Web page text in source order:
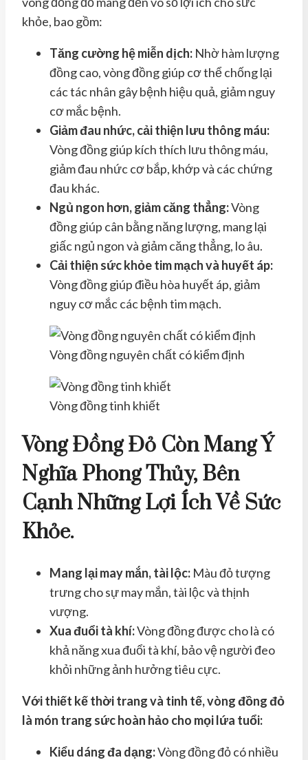
khỏe, bao gồm:
Tăng cường hệ miễn dịch: Nhờ hàm lượng
đồng cao, vòng đồng giúp cơ thể chống lại
các tác nhân gây bệnh hiệu quả, giảm nguy
cơ mắc bệnh.
Giảm đau nhức, cải thiện lưu thông máu:
Vòng đồng giúp kích thích lưu thông máu,
giảm đau nhức cơ bắp, khớp và các chứng
đau khác.
Ngủ ngon hơn, giảm căng thẳng:Vòng
đồng giúp cân bằng năng lượng, mang lại
giấc ngủ ngon và giảm căng thẳng, lo âu.
Cải thiện sức khỏe tim mạch và huyết áp:
Vòng đồng giúp điều hòa huyết áp, giảm
nguy cơ mắc các bệnh tim mạch.
Vòng đồng nguyên chất có kiểm định
Vòng đồng tinh khiết
Vòng Đồng Đỏ Còn Mang Ý
Nghĩa Phong Thủy, BÊn
Cạnh Những Lợi Ích Về Sức
Khỏe.
Mang lại may mắn, tài lộc: Màu đỏ tượng
trưng cho sự may mắn, tài lộc và thịnh
vượng.
Xua đuổi tà khí:Vòng đồng được cho là có
khả năng xua đuổi tà khí, bảo vệ người đeo
khỏi những ảnh hưởng tiêu cực.
Với thiết kế thời trang và tinh tế, vòng đồng đỏ
là món trang sức hoàn hảo cho mọi lứa tuổi:
Kiểu dáng đa dạng:Vòng đồng đỏ có nhiều